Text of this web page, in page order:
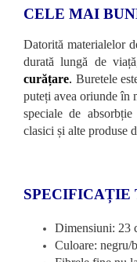
CELE MAI
Datorită materialelor
durată lungă de
curățare. Buretele
puteți avea oriunde în
speciale de
clasici și alte produse
SPECIFICAȚIE
Dimensiuni: 23
Culoare: negru/